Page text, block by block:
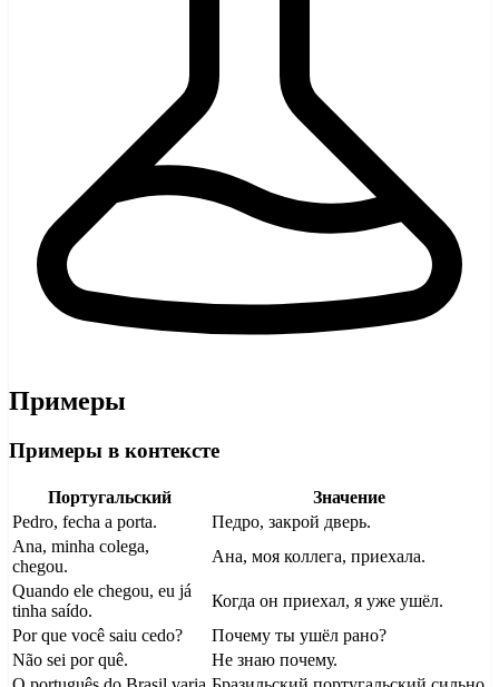
Примеры
Примеры в контексте
Португальский
Значение
Pedro, fecha a porta.
Педро, закрой дверь.
Ana, minha colega,
chegou.
Ана, моя коллега, приехала.
Quando ele chegou, eu já
tinha saído.
Когда он приехал, я уже ушёл.
Por que você saiu cedo?
Почему ты ушёл рано?
Não sei por quê.
Не знаю почему.